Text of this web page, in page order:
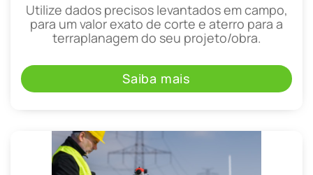
Utilize dados precisos levantados em campo,
para um valor exato de corte e aterro para a
terraplanagem do seu projeto/obra.
Saiba mais